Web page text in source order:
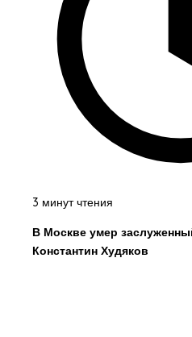
3 минут чтения
В Москве умер
Константин Худяков